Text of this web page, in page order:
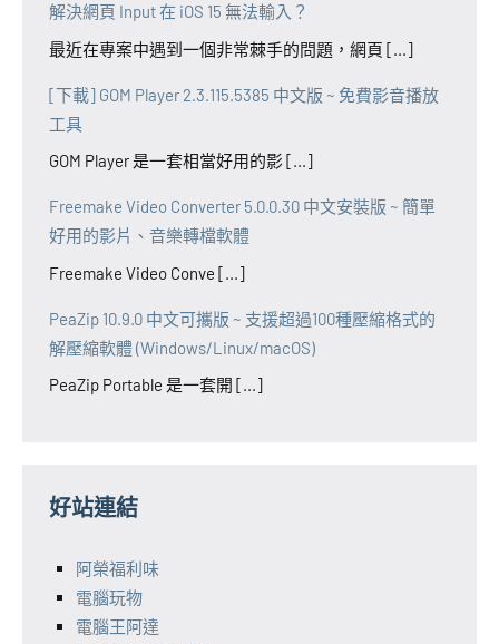
解決網頁 Input 在 iOS 15 無法輸入？
最近在專案中遇到一個非常棘手的問題，網頁 [...]
[下載] GOM Player 2.3.115.5385 中文版 ~ 免費影音播放
工具
GOM Player 是一套相當好用的影 [...]
Freemake Video Converter 5.0.0.30 中文安裝版 ~ 簡單
好用的影片、音樂轉檔軟體
Freemake Video Conve [...]
PeaZip 10.9.0 中文可攜版 ~ 支援超過100種壓縮格式的
解壓縮軟體 (Windows/Linux/macOS)
PeaZip Portable 是一套開 [...]
好站連結
阿榮福利味
電腦玩物
電腦王阿達